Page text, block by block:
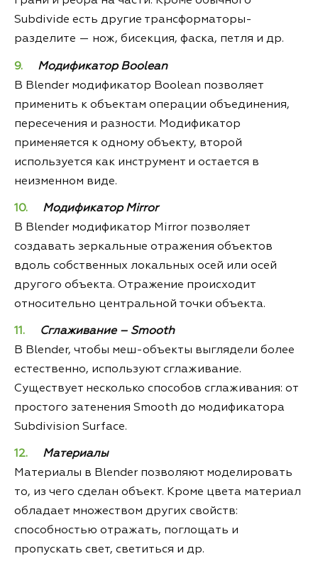
Subdivide есть другие трансформаторы-
разделите — нож, бисекция, фаска, петля и др.
Модификатор Boolean
В Blender модификатор Boolean позволяет
применить к объектам операции объединения,
пересечения и разности. Модификатор
применяется к одному объекту, второй
используется как инструмент и остается в
неизменном виде.
Модификатор Mirror
В Blender модификатор Mirror позволяет
создавать зеркальные отражения объектов
вдоль собственных локальных осей или осей
другого объекта. Отражение происходит
относительно центральной точки объекта.
Сглаживание – Smooth
В Blender, чтобы меш-объекты выглядели более
естественно, используют сглаживание.
Существует несколько способов сглаживания: от
простого затенения Smooth до модификатора
Subdivision Surface.
Материалы
Материалы в Blender позволяют моделировать
то, из чего сделан объект. Кроме цвета материал
обладает множеством других свойств:
способностью отражать, поглощать и
пропускать свет, светиться и др.